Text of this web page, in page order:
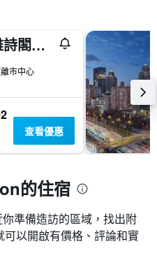
北京雅詩閣來福士中心服務公寓
市中心
查看優惠
的住宿
準備造訪的區域，找出附
以開啟有價格、評論和實